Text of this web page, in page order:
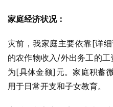
家庭经济状况：
灾前，我家庭主要依靠[详
的农作物收入/外出务工的
为[具体金额]元。家庭积蓄
用于日常开支和子女教育。